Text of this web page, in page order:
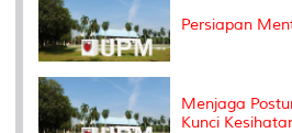
Persiapan
Menjaga
Kunci